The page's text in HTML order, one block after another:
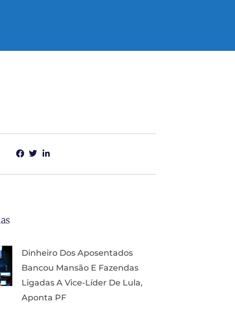
Dinheiro Dos Aposentados
Bancou Mansão E Fazendas
Ligadas A Vice-Líder De Lula,
Aponta PF